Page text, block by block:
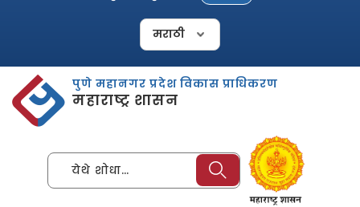
पुणे महानगर प्रदेश विकास प्राधिकरण
महाराष्ट्र शासन
येथे शोधा…